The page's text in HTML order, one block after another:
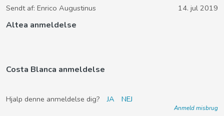
Sendt af: Enrico Augustinus 14. jul 2019
Altea anmeldelse
Costa Blanca anmeldelse
Hjalp denne anmeldelse dig? JA NEJ
Anmeld misbrug